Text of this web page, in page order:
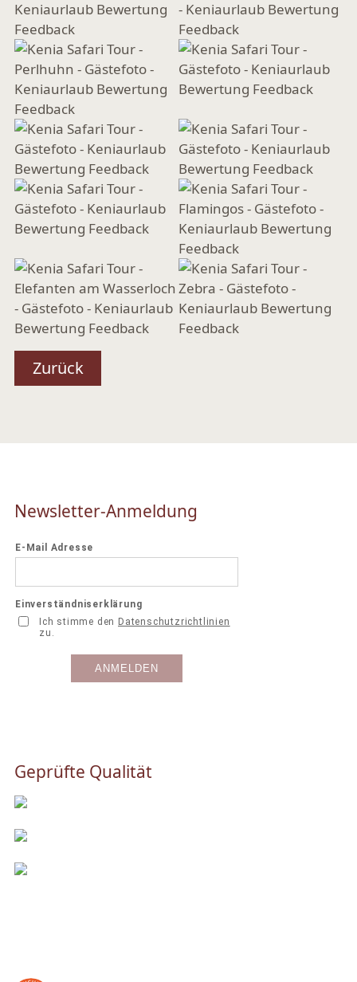
Zurück
Newsletter-Anmeldung
Geprüfte Qualität